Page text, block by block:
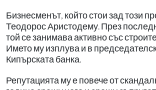
Бизнесменът, който стои зад този
Теодорос Аристодему. През
той се занимава активно със
Името му изплува и в
Кипърската банка.
Репутацията му е повече от